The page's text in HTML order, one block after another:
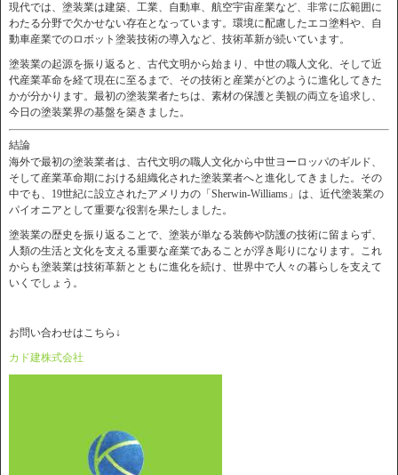
現代では、塗装業は建築、工業、自動車、航空宇宙産業など、非常に広範囲に
わたる分野で欠かせない存在となっています。環境に配慮したエコ塗料や、自
動車産業でのロボット塗装技術の導入など、技術革新が続いています。
塗装業の起源を振り返ると、古代文明から始まり、中世の職人文化、そして近
代産業革命を経て現在に至るまで、その技術と産業がどのように進化してきた
かが分かります。最初の塗装業者たちは、素材の保護と美観の両立を追求し、
今日の塗装業界の基盤を築きました。
結論
海外で最初の塗装業者は、古代文明の職人文化から中世ヨーロッパのギルド、
そして産業革命期における組織化された塗装業者へと進化してきました。その
中でも、19世紀に設立されたアメリカの「Sherwin-Williams」は、近代塗装業の
パイオニアとして重要な役割を果たしました。
塗装業の歴史を振り返ることで、塗装が単なる装飾や防護の技術に留まらず、
人類の生活と文化を支える重要な産業であることが浮き彫りになります。これ
からも塗装業は技術革新とともに進化を続け、世界中で人々の暮らしを支えて
いくでしょう。
お問い合わせはこちら↓
カド建株式会社